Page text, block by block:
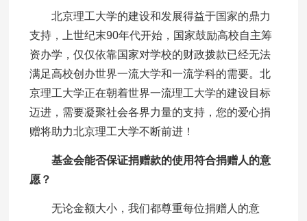
北京理工大学的建设和发展得益于国家的鼎力
支持，上世纪末90年代开始，国家鼓励高校自主筹
资办学，仅仅依靠国家对学校的财政拨款已经无法
满足高校创办世界一流大学和一流学科的需要。北
京理工大学正在朝着世界一流理工大学的建设目标
迈进，需要凝聚社会各界力量的支持，您的爱心捐
赠将助力北京理工大学不断前进！
基金会能否保证捐赠款的使用符合捐赠人的意
愿？
无论金额大小，我们都尊重每位捐赠人的意